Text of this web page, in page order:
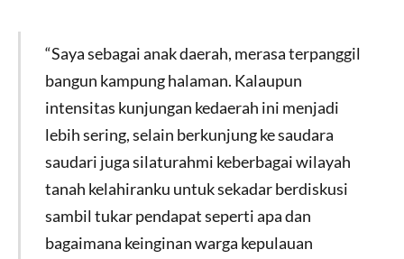
“Saya sebagai anak daerah, merasa terpanggil
bangun kampung halaman. Kalaupun
intensitas kunjungan kedaerah ini menjadi
lebih sering, selain berkunjung ke saudara
saudari juga silaturahmi keberbagai wilayah
tanah kelahiranku untuk sekadar berdiskusi
sambil tukar pendapat seperti apa dan
bagaimana keinginan warga kepulauan